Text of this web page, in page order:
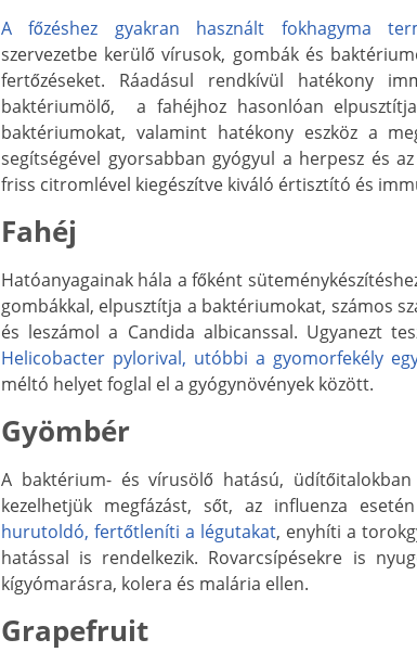
A főzéshez gyakran használt fokhagyma
szervezetbe kerülő vírusok, gombák és
fertőzéseket. Ráadásul rendkívül hatékony
baktériumölő, a fahéjhoz hasonlóan
baktériumokat, valamint hatékony eszköz a
segítségével gyorsabban gyógyul a herpesz és
friss citromlével kiegészítve kiváló értisztító és
Fahéj
Hatóanyagainak hála a főként
gombákkal, elpusztítja a baktériumokat, számos
és leszámol a Candida albicanssal. Ugyanezt
Helicobacter pylorival, utóbbi a gyomorfekély
méltó helyet foglal el a gyógynövények között.
Gyömbér
A baktérium- és vírusölő hatású,
kezelhetjük megfázást, sőt, az influenza
hurutoldó, fertőtleníti a légutakat, enyhíti a
hatással is rendelkezik. Rovarcsípésekre is
kígyómarásra, kolera és malária ellen.
Grapefruit